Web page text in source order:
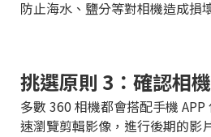
防止海水、鹽分等對相機造成損
挑選原則 3：確認相
多數 360 相機都會搭配手機
速瀏覽剪輯影像，進行後期的影